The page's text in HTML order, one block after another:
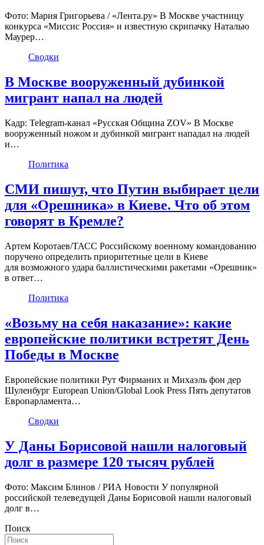
Фото: Мария Григорьева / «Лента.ру» В Москве участницу
конкурса «Миссис Россия» и известную скрипачку Наталью
Маурер…
Сводки
В Москве вооруженный дубинкой
мигрант напал на людей
Кадр: Telegram-канал «Русская Община ZOV» В Москве
вооруженный ножом и дубинкой мигрант нападал на людей
и…
Политика
СМИ пишут, что Путин выбирает цели
для «Орешника» в Киеве. Что об этом
говорят в Кремле?
Артем Коротаев/ТАСС Российскому военному командованию
поручено определить приоритетные цели в Киеве
для возможного удара баллистическими ракетами «Орешник»
в ответ…
Политика
«Возьму на себя наказание»: какие
европейские политики встретят День
Победы в Москве
Европейские политики Рут Фирманих и Михаэль фон дер
Шуленбург European Union/Global Look Press Пять депутатов
Европарламента…
Сводки
У Даны Борисовой нашли налоговый
долг в размере 120 тысяч рублей
Фото: Максим Блинов / РИА Новости У популярной
российской телеведущей Даны Борисовой нашли налоговый
долг в…
Поиск